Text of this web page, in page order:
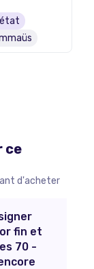
ce
d'acheter
fin et
70 -